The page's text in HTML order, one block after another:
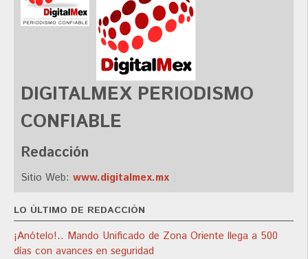
DIGITALMEX PERIODISMO
CONFIABLE
Redacción
Sitio Web: www.digitalmex.mx
LO ÚLTIMO DE REDACCIÓN
¡Anótelo!.. Mando Unificado de Zona Oriente llega a 500
días con avances en seguridad